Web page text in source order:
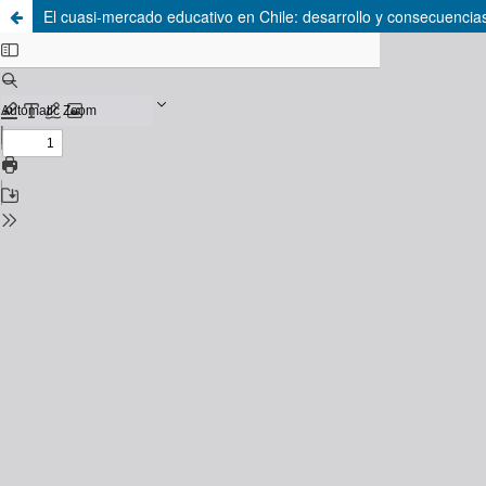
El cuasi-mercado educativo en Chile: desarrollo y